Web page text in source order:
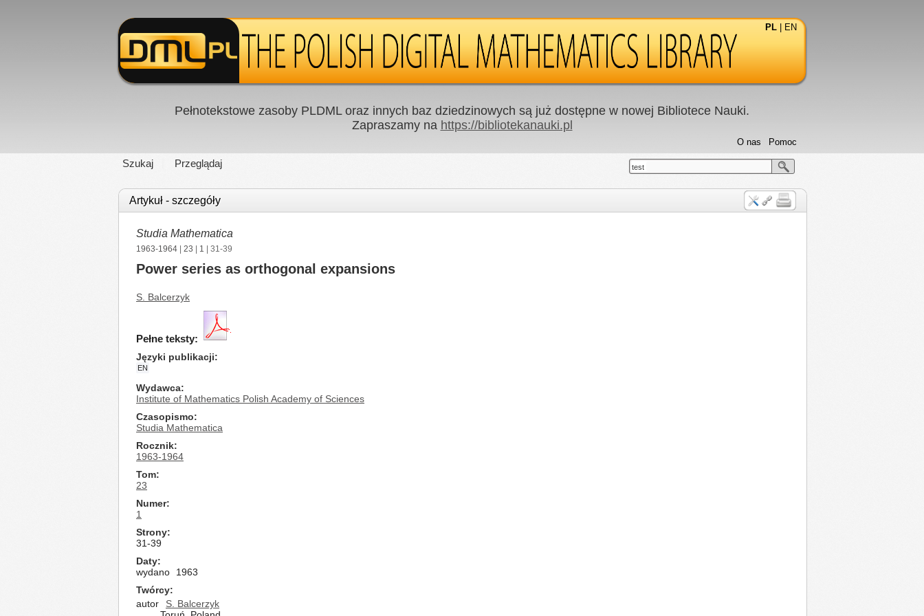
PL EN
Pełnotekstowe zasoby PLDML oraz innych baz dziedzinowych są już dostępne w nowej Bibliotece Nauki.
Zapraszamy na https://bibliotekanauki.pl
Szukaj Przeglądaj
Pomoc
O nas
test
Artykuł - szczegóły
Studia Mathematica
1963-1964 23 1 | 31-39
Power series as orthogonal expansions
S. Balcerzyk
Pełne teksty:
Języki publikacji
EN
Wydawca
Institute of Mathematics Polish Academy of Sciences
Czasopismo
Studia Mathematica
Rocznik
1963-1964
Tom
23
Numer
1
Strony
31-39
Daty
wydano
1963
Twórcy
autor
S. Balcerzyk